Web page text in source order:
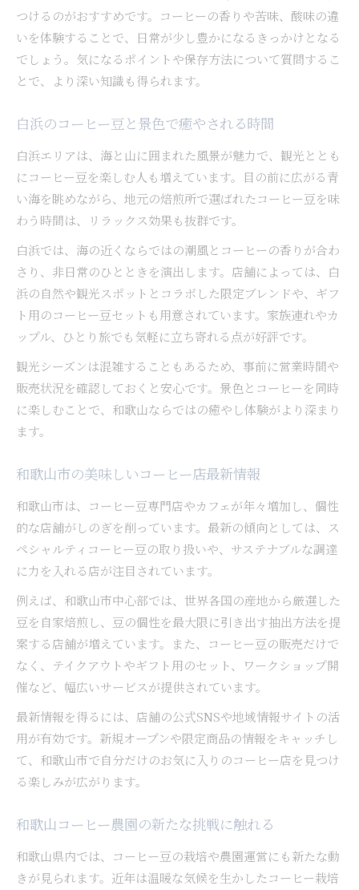
つけるのがおすすめです。コーヒーの香りや苦味、酸味の違
いを体験することで、日常が少し豊かになるきっかけとなる
でしょう。気になるポイントや保存方法について質問するこ
とで、より深い知識も得られます。
白浜のコーヒー豆と景色で癒やされる時間
白浜エリアは、海と山に囲まれた風景が魅力で、観光ととも
にコーヒー豆を楽しむ人も増えています。目の前に広がる青
い海を眺めながら、地元の焙煎所で選ばれたコーヒー豆を味
わう時間は、リラックス効果も抜群です。
白浜では、海の近くならではの潮風とコーヒーの香りが合わ
さり、非日常のひとときを演出します。店舗によっては、白
浜の自然や観光スポットとコラボした限定ブレンドや、ギフ
ト用のコーヒー豆セットも用意されています。家族連れやカ
ップル、ひとり旅でも気軽に立ち寄れる点が好評です。
観光シーズンは混雑することもあるため、事前に営業時間や
販売状況を確認しておくと安心です。景色とコーヒーを同時
に楽しむことで、和歌山ならではの癒やし体験がより深まり
ます。
和歌山市の美味しいコーヒー店最新情報
和歌山市は、コーヒー豆専門店やカフェが年々増加し、個性
的な店舗がしのぎを削っています。最新の傾向としては、ス
ペシャルティコーヒー豆の取り扱いや、サステナブルな調達
に力を入れる店が注目されています。
例えば、和歌山市中心部では、世界各国の産地から厳選した
豆を自家焙煎し、豆の個性を最大限に引き出す抽出方法を提
案する店舗が増えています。また、コーヒー豆の販売だけで
なく、テイクアウトやギフト用のセット、ワークショップ開
催など、幅広いサービスが提供されています。
最新情報を得るには、店舗の公式SNSや地域情報サイトの活
用が有効です。新規オープンや限定商品の情報をキャッチし
て、和歌山市で自分だけのお気に入りのコーヒー店を見つけ
る楽しみが広がります。
和歌山コーヒー農園の新たな挑戦に触れる
和歌山県内では、コーヒー豆の栽培や農園運営にも新たな動
きが見られます。近年は温暖な気候を生かしたコーヒー栽培